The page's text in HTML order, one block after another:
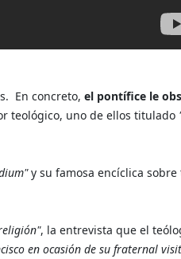
En concreto, el pontífice le
teológico, uno de ellos titulado
y su famosa encíclica sobre
, la entrevista que el
en ocasión de su fraternal